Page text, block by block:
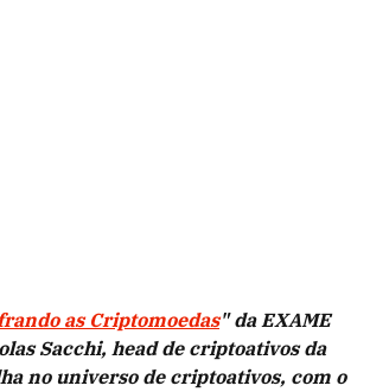
as Criptomoedas" da EXAME
Sacchi, head de criptoativos da
no universo de criptoativos, com o